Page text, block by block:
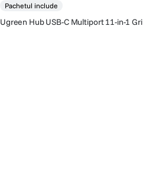
Pachetul include
Ugreen Hub USB-C Multiport 11-in-1 Gri